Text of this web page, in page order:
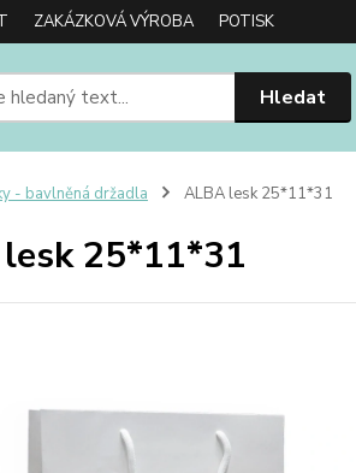
ZAKÁZKOVÁ VÝROBA POTISK
Hledat
- bavlněná držadla ALBA lesk 25*11*31
25*11*31